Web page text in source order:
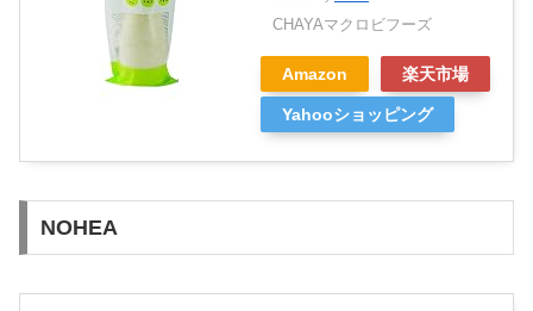
CHAYAマクロビフーズ
Amazon 楽天市場
Yahooショッピング
NOHEA